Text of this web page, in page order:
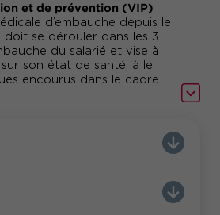
et de prévention (VIP)
d’embauche depuis le
doit se dérouler dans les 3
du salarié et vise à
son état de santé, à le
encourus dans le cadre
entretien VIP ?
la mise en place des